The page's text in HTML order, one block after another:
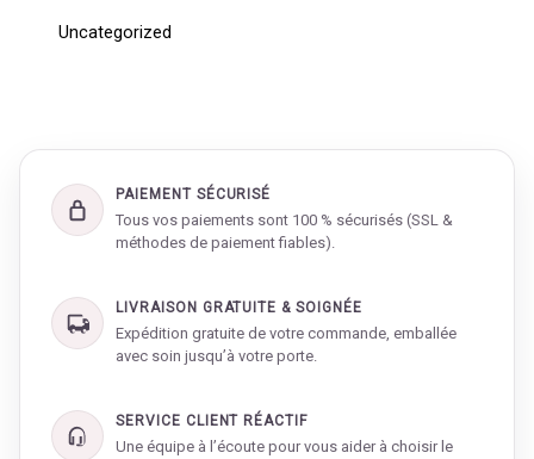
Uncategorized
PAIEMENT SÉCURISÉ
Tous vos paiements sont 100 % sécurisés (SSL &
méthodes de paiement fiables).
LIVRAISON GRATUITE & SOIGNÉE
Expédition gratuite de votre commande, emballée
avec soin jusqu’à votre porte.
SERVICE CLIENT RÉACTIF
Une équipe à l’écoute pour vous aider à choisir le